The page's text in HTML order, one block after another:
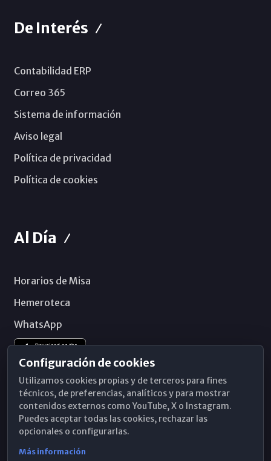
De Interés
Contabilidad ERP
Correo 365
Sistema de información
Aviso legal
Política de privacidad
Política de cookies
Al Día
Horarios de Misa
Hemeroteca
WhatsApp
Configuración de cookies
Utilizamos cookies propias y de terceros para fines
técnicos, de preferencias, analíticos y para mostrar
contenidos externos como YouTube, X o Instagram.
Puedes aceptar todas las cookies, rechazar las
opcionales o configurarlas.
Más información